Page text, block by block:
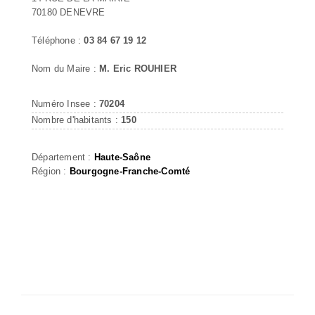
70180 DENEVRE
Téléphone :03 84 67 19 12
Nom du Maire : M. Eric ROUHIER
Numéro Insee : 70204
Nombre d'habitants : 150
Département : Haute-Saône
Région : Bourgogne-Franche-Comté